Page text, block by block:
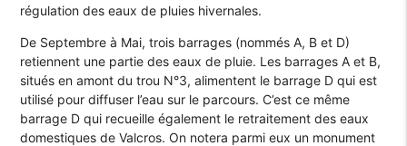
régulation des eaux de pluies hivernales.
De Septembre à Mai, trois barrages (nommés A, B et D)
retiennent une partie des eaux de pluie. Les barrages A et B,
situés en amont du trou N°3, alimentent le barrage D qui est
utilisé pour diffuser l’eau sur le parcours. C’est ce même
barrage D qui recueille également le retraitement des eaux
domestiques de Valcros. On notera parmi eux un monument